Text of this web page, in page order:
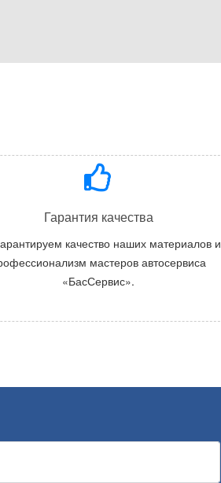
Гарантия качества
качество наших материалов и
мастеров автосервиса
«БасСервис».